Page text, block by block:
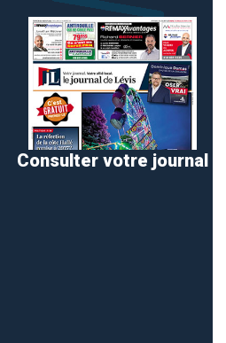
Consulter votre journal